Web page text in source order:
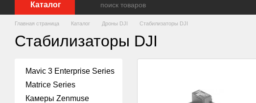
Каталог
Главная страница Каталог Дроны DJI Стабилизаторы DJI
Стабилизаторы DJI
Mavic 3 Enterprise Series
Matrice Series
Камеры Zenmuse